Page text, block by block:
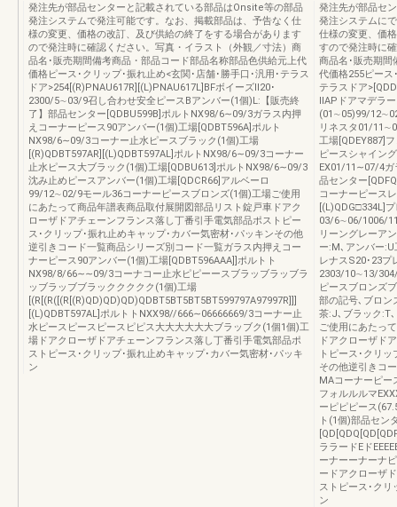
発注先が部品センターと記載されている部品はOnsite等の部品
発注システムで発注可能です。なお、掲載部品は、予告なく仕
様の変更、価格の改訂、及び供給の終了をする場合があります
ので発注時に確認ください。写真・イラスト（外観／寸法）商
品名･販売期間備考商品・部品コード部品名称部品色供給元上代
価格ピース･クリップ･振れ止め<玄関･店舗･勝手口･汎用･テラス
ドア>254[(R)PNAU617R][(L)PNAU617L]BFボイーズⅡ20･
2300/5∼03/9召し合わせ安全ピースBアンバー(1個)L:【販売終
了】部品センター[QDBU599B]ポルトNX98/6∼09/3ガラス内押
えコーナーピース90アンバー(1個)工場[QDBT596A]ポルト
NX98/6∼09/3コーナー止水ピースブラック(1個)工場
[(R)QDBT597AR][(L)QDBT597AL]ポルトNX98/6∼09/3コーナー
止水ピース大ブラック(1個)工場[QDBU613]ポルトNX98/6∼09/3
沈み止めピースアンバー(1個)工場[QDCR66]アルベーロ
99/12∼02/9モール36コーナーピースブロンズ(1個)工場ご使用
にあたって商品年譜表商品取付展開図部品リスト錠戸車ドアク
ローザドアチェーンフランス落し丁番引手電気部品ポストピー
ス･クリップ･振れ止めキャップ･カバー気密材･パッキンその他
逆引きコード一覧商品シリーズ別コード一覧ガラス内押えコー
ナーピース90アンバー(1個)工場[QDBT596AAA]]ポルトト
NX98/8/66∼∼09/3コーナコー止水ピピーースブラッブラッブラ
ッブラッブブラッククククク(1個)工場
[(R[(R([(R[(R)QD)QD)QD)QDBT5BT5BT5BT599797A97997R]]]
[(L)QDBT597AL]ポルトトNXX98//666∼06666669/3コーナー止
水ピースピースピースピピス大大大大大大ブラッブク(1個1個)工
場ドアクローザドアチェーンフランス落し丁番引手電気部品ポ
ストピース･クリップ･振れ止めキャップ･カバー気密材･パッキ
ン
発注先が部品セ
発注システムに
仕様の変更、価
すので発注時に
商品名･販売期間
代価格255ピース
テラスドア
ⅡAPドアマデラ
(01∼05)99/
リネスタ01/
工場[QDEY887]
ピースシャイン
EX01/11∼07/4ガ
品センター
コーナーピース
[(L)QDG□334L]
03/6∼06/1006/
リーングレーア
ー:M､アンバー
レナスS20･23プ
2303/10∼13/
ピースブロンズ
部の記号､ブロン
茶:J､ブラック:T
ご使用にあたっ
ドアクローザド
トピース･クリ
その他逆引きコ
MAコーナーピー
フォルルルマ
ーピピピース
ト(1個)部品セン
ララードEド
ーナーーナーナ
ードアクローザ
ストピース･クリ
ン